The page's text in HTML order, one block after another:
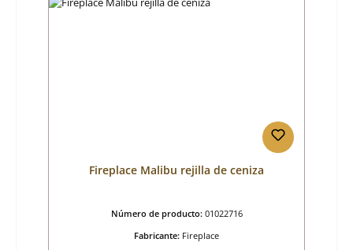
Fireplace Malibu rejilla de ceniza
Número de producto: 01022716
Fabricante: Fireplace